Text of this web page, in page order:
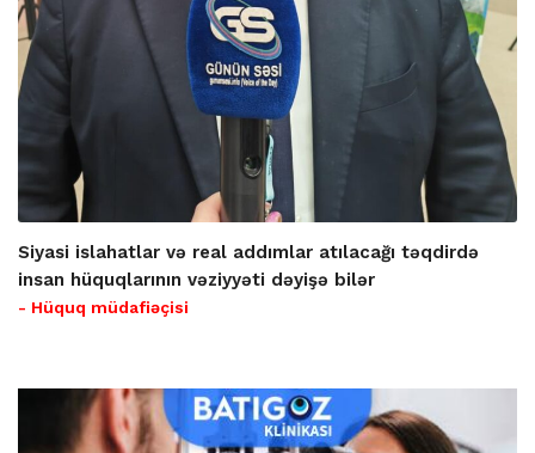
Siyasi islahatlar və real addımlar atılacağı təqdirdə
insan hüquqlarının vəziyyəti dəyişə bilər
- Hüquq müdafiəçisi